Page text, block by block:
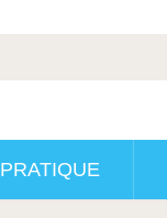
PRATIQUE